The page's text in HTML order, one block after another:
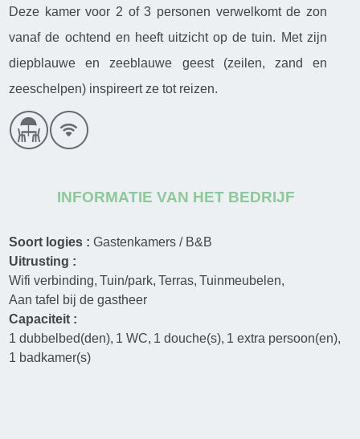
Deze kamer voor 2 of 3 personen verwelkomt de zon
vanaf de ochtend en heeft uitzicht op de tuin. Met zijn
diepblauwe en zeeblauwe geest (zeilen, zand en
zeeschelpen) inspireert ze tot reizen.
INFORMATIE VAN HET BEDRIJF
Soort logies :Gastenkamers / B&B
Uitrusting :
Wifi verbinding Tuin/park Terras Tuinmeubelen
Aan tafel bij de gastheer
Capaciteit :
1 dubbelbed(den) 1 WC 1 douche(s) 1 extra persoon(en)
1 badkamer(s)